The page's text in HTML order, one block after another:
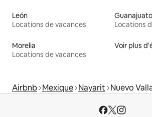
León
Locations de vacances
Guanajuato
Locations
Morelia
Locations de vacances
Voir plus
Airbnb Mexique Nayarit Nuevo